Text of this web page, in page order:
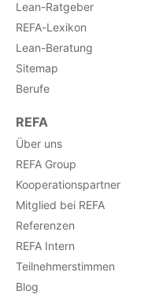
Lean-Ratgeber
REFA-Lexikon
Lean-Beratung
Sitemap
Berufe
REFA
Über uns
REFA Group
Kooperationspartner
Mitglied bei REFA
Referenzen
REFA Intern
Teilnehmerstimmen
Blog